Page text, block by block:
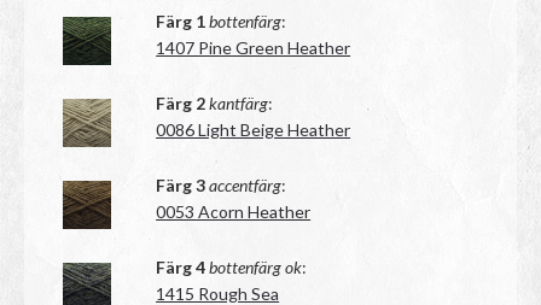
Färg 1bottenfärg:
1407 Pine Green Heather
Färg 2kantfärg:
0086 Light Beige Heather
Färg 3accentfärg:
0053 Acorn Heather
Färg 4bottenfärg ok:
1415 Rough Sea